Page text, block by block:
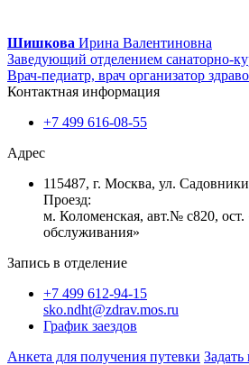
Шишкова Ирина Валентиновна
Заведующий отделением санаторно-
Врач-педиатр, врач организатор
Контактная информация
+7 499 616-08-55
Адрес
115487, г. Москва, ул.
Проезд:
м. Коломенская, авт.№ с820,
обслуживания»
Запись в отделение
+7 499 612-94-15
sko.ndht@zdrav.mos.ru
График заездов
Анкета для получения путевки Задать